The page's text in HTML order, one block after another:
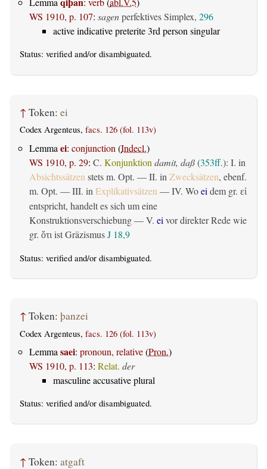
WS 1910, p. 107: sagenperfektives Simplex, 296
active indicative preterite 3rd person singular
Status: verified and/or disambiguated.
↑ Token: ei
Codex Argenteus, facs. 126 (fol. 113v)
Lemma ei: conjunction (Indecl.)
WS 1910, p. 29: C. Konjunktion damit, daß(353ff.): I. in
Absichtssätzen stets m. Opt. — II. in Zwecksätzen, ebenf.
m. Opt. — III. in Explikativsätzen — IV. Woei dem gr. εἰ
entspricht, handelt es sich um eine
Konstruktionsverschiebung — V. ei vor direkter Rede wie
gr. ὅτι ist GräzismusJ 18,9
Status: verified and/or disambiguated.
↑ Token: þanzei
Codex Argenteus, facs. 126 (fol. 113v)
Lemma saei: pronoun, relative(Pron.)
WS 1910, p. 113: Relat. der
masculine accusative plural
Status: verified and/or disambiguated.
↑ Token: atgaft